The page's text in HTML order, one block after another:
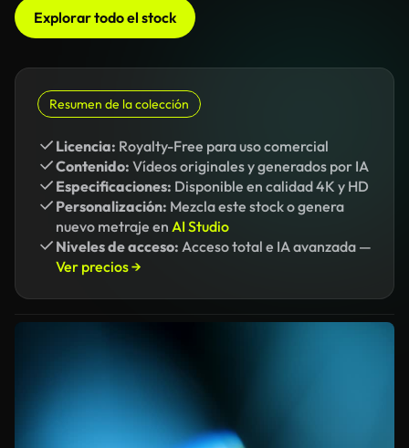
Explorar todo el stock
Resumen de la colección
Licencia: Royalty-Free para uso comercial
Contenido: Vídeos originales y generados por IA
Especificaciones: Disponible en calidad 4K y HD
Personalización: Mezcla este stock o genera
nuevo metraje en AI Studio
Niveles de acceso: Acceso total e IA avanzada —
Ver precios →